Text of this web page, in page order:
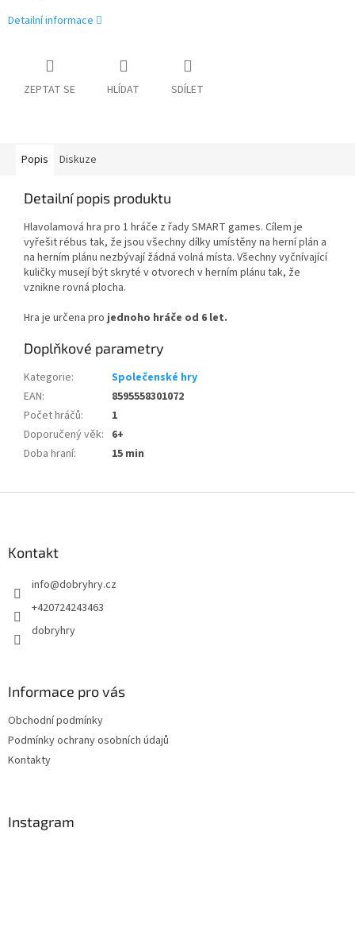
Detailní informace
ZEPTAT SE HLÍDAT SDÍLET
Popis Diskuze
Detailní popis produktu
Hlavolamová hra pro 1 hráče z řady SMART games. Cílem je
vyřešit rébus tak, že jsou všechny dílky umístěny na herní plán a
na herním plánu nezbývají žádná volná místa. Všechny vyčnívající
kuličky musejí být skryté v otvorech v herním plánu tak, že
vznikne rovná plocha.
Hra je určena projednoho hráče od 6 let.
Doplňkové parametry
Kategorie:
Společenské hry
EAN:
8595558301072
Počet hráčů:
1
Doporučený věk: 6+
Doba hraní: 15 min
Kontakt
info@dobryhry.cz
+420724243463
dobryhry
Informace pro vás
Obchodní podmínky
Podmínky ochrany osobních údajů
Kontakty
Instagram